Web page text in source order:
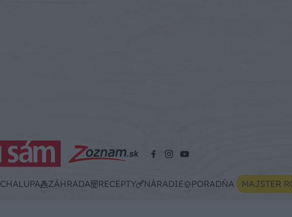
CHALUPA ZÁHRADA RECEPTY NÁRADIE PORADŇA MAJSTER